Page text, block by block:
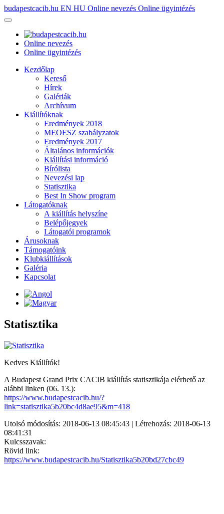
budapestcacib.hu EN HU Online nevezés Online ügyintézés
Online nevezés
Online ügyintézés
Kezdőlap
Kereső
Hírek
Galériák
Archívum
Kiállítóknak
Eredmények 2018
MEOESZ szabályzatok
Eredmények 2017
Általános információk
Kiállítási információ
Bírólista
Nevezési lap
Statisztika
Best In Show program
Látogatóknak
A kiállítás helyszíne
Belépőjegyek
Látogatói programok
Árusoknak
Támogatóink
Klubkiállítások
Galéria
Kapcsolat
Statisztika
Kedves Kiállítók!
A Budapest Grand Prix CACIB kiállítás statisztikája elérhető az
alábbi linken (06. 13.):
https://www.budapestcacib.hu/?
link=statisztika5b20bc4d8ae95&m=418
Utolsó módosítás: 2018-06-13 08:45:43 | Létrehozás: 2018-06-13
08:41:31
Kulcsszavak:
Rövid link:
https://www.budapestcacib.hu/Statisztika5b20bd27cbc49